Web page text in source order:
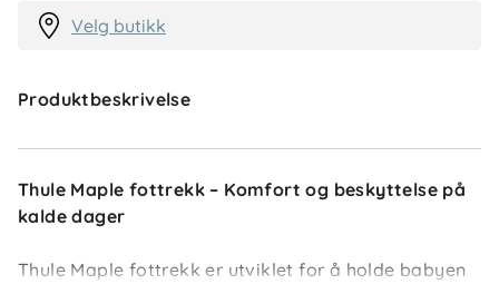
Velg butikk
Produktbeskrivelse
Thule Maple fottrekk – Komfort og beskyttelse på
kalde dager
Thule Maple fottrekk er utviklet for å holde babyen